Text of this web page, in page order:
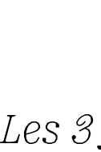
Les